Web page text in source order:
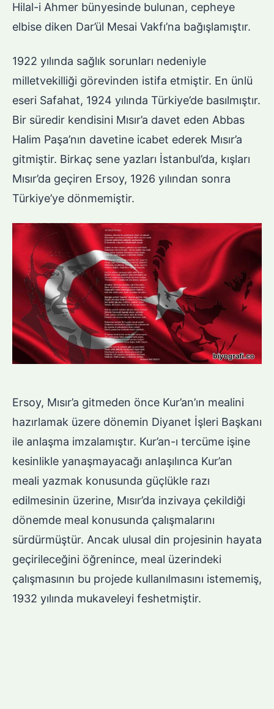
Hilal-i Ahmer bünyesinde bulunan, cepheye
elbise diken Dar’ül Mesai Vakfı’na bağışlamıştır.
1922 yılında sağlık sorunları nedeniyle
milletvekilliği görevinden istifa etmiştir. En ünlü
eseri Safahat, 1924 yılında Türkiye’de basılmıştır.
Bir süredir kendisini Mısır’a davet eden Abbas
Halim Paşa’nın davetine icabet ederek Mısır’a
gitmiştir. Birkaç sene yazları İstanbul’da, kışları
Mısır’da geçiren Ersoy, 1926 yılından sonra
Türkiye’ye dönmemiştir.
Ersoy, Mısır’a gitmeden önce Kur’an’ın mealini
hazırlamak üzere dönemin Diyanet İşleri Başkanı
ile anlaşma imzalamıştır. Kur’an-ı tercüme işine
kesinlikle yanaşmayacağı anlaşılınca Kur’an
meali yazmak konusunda güçlükle razı
edilmesinin üzerine, Mısır’da inzivaya çekildiği
dönemde meal konusunda çalışmalarını
sürdürmüştür. Ancak ulusal din projesinin hayata
geçirileceğini öğrenince, meal üzerindeki
çalışmasının bu projede kullanılmasını istememiş,
1932 yılında mukaveleyi feshetmiştir.